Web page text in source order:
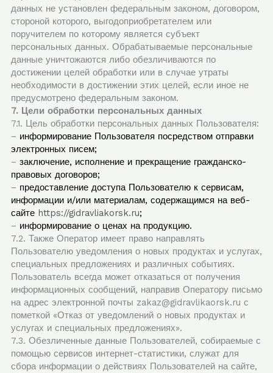
данных не установлен федеральным законом, договором,
стороной которого, выгодоприобретателем или
поручителем по которому является субъект
персональных данных. Обрабатываемые персональные
данные уничтожаются либо обезличиваются по
достижении целей обработки или в случае утраты
необходимости в достижении этих целей, если иное не
предусмотрено федеральным законом.
7. Цели обработки персональных данных
7.1. Цель обработки персональных данных Пользователя:
– информирование Пользователя посредством отправки
электронных писем;
– заключение, исполнение и прекращение гражданско-
правовых договоров;
– предоставление доступа Пользователю к сервисам,
информации и/или материалам, содержащимся на веб-
сайте https://gidravliakorsk.ru;
– информирование о ценах на продукцию.
7.2. Также Оператор имеет право направлять
Пользователю уведомления о новых продуктах и услугах,
специальных предложениях и различных событиях.
Пользователь всегда может отказаться от получения
информационных сообщений, направив Оператору письмо
на адрес электронной почты zakaz@gidravlikaorsk.ru с
пометкой «Отказ от уведомлений о новых продуктах и
услугах и специальных предложениях».
7.3. Обезличенные данные Пользователей, собираемые с
помощью сервисов интернет-статистики, служат для
сбора информации о действиях Пользователей на сайте,